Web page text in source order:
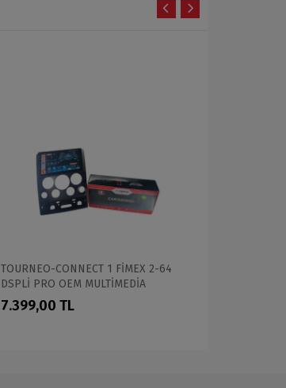
TOURNEO-CONNECT 1 FİMEX 2-64
DSPLİ PRO OEM MULTİMEDİA
7.399,00 TL